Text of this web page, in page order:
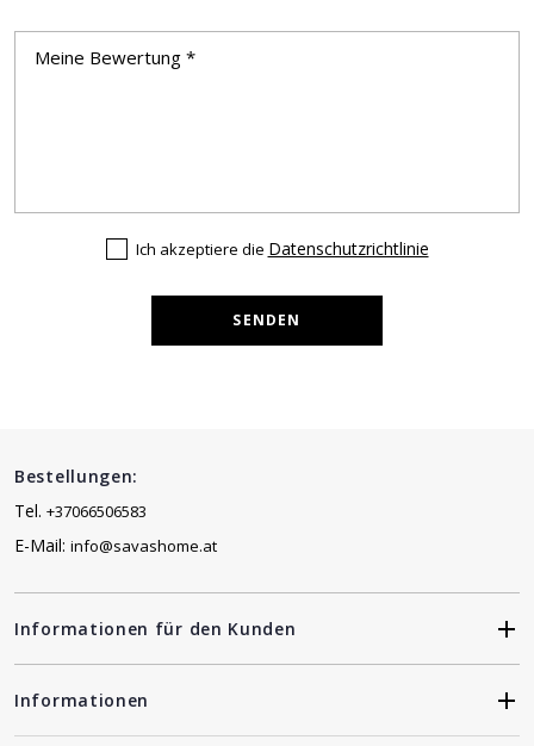
Ich akzeptiere die Datenschutzrichtlinie
SENDEN
Bestellungen:
Tel. +37066506583
E-Mail: info@savashome.at
Informationen für den Kunden
Informationen